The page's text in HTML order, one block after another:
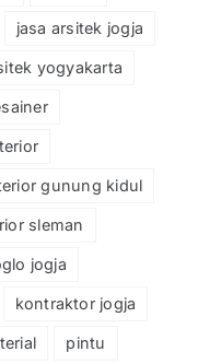
jasa arsitek jogja
yogyakarta
gunung kidul
sleman
jogja
kontraktor jogja
pintu